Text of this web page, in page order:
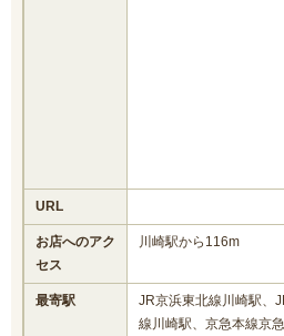
URL
お店へのアク
セス
川崎駅から116m
最寄駅
JR京浜東北線川崎駅、
線川崎駅、京急本線京